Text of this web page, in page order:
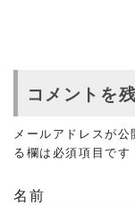
コメントを
メールアドレスが公
る欄は必須項目です
名前